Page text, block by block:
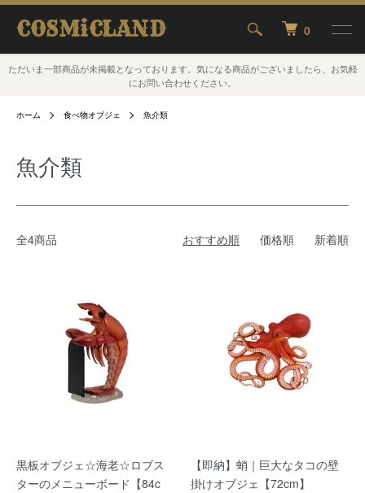
COSMiCLAND 0
ただいま一部商品が未掲載となっております。気になる商品がございましたら、お気軽
にお問い合わせください。
ホーム 食べ物オブジェ 魚介類
魚介類
全4商品 おすすめ順 価格順 新着順
黒板オブジェ☆海老☆ロブス
ターのメニューボード【84c
【即納】蛸｜巨大なタコの壁
掛けオブジェ【72cm】